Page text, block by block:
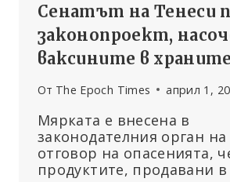
Сенатът на Тенеси
законопроект,
ваксините в храните
От The Epoch Times април 1,
Мярката е внесена в
законодателния орган
отговор на опасенията,
продуктите, продавани в